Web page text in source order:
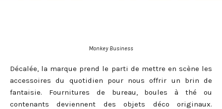
Monkey Business
Décalée, la marque prend le parti de mettre en scène les
accessoires du quotidien pour nous offrir un brin de
fantaisie. Fournitures de bureau, boules à thé ou
contenants deviennent des objets déco originaux.